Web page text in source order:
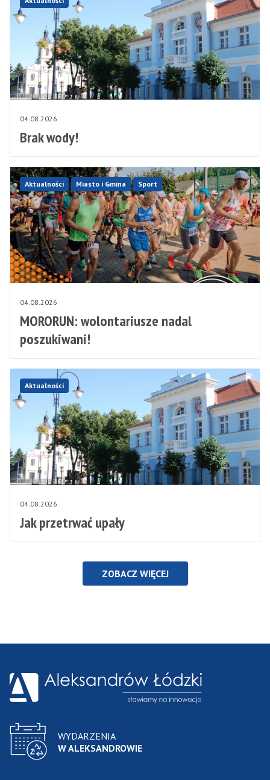
04.08.2026
Brak wody!
Aktualności Miasto i Gmina Sport
04.08.2026
MORORUN: wolontariusze nadal
poszukiwani!
Aktualności
04.08.2026
Jak przetrwać upały
ZOBACZ WIĘCEJ
WYDARZENIA
W ALEKSANDROWIE